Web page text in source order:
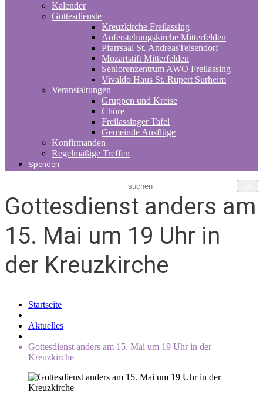
Kalender
Gottesdienste
Kreuzkirche Freilassing
Auferstehungskirche Mitterfelden
Pfarrsaal St. AndreasTeisendorf
Mozartstift Mitterfelden
Seniorenzentrum AWO Freilassing
Vivaldo Haus St. Rupert Surheim
Veranstaltungen
Gruppen und Kreise
Chöre
Freilassinger Tafel
Gemeinde Ausflüge
Konfirmanden
Regelmäßige Treffen
Spenden
Gottesdienst anders am
15. Mai um 19 Uhr in
der Kreuzkirche
Startseite
Aktuelles
Gottesdienst anders am 15. Mai um 19 Uhr in der
Kreuzkirche